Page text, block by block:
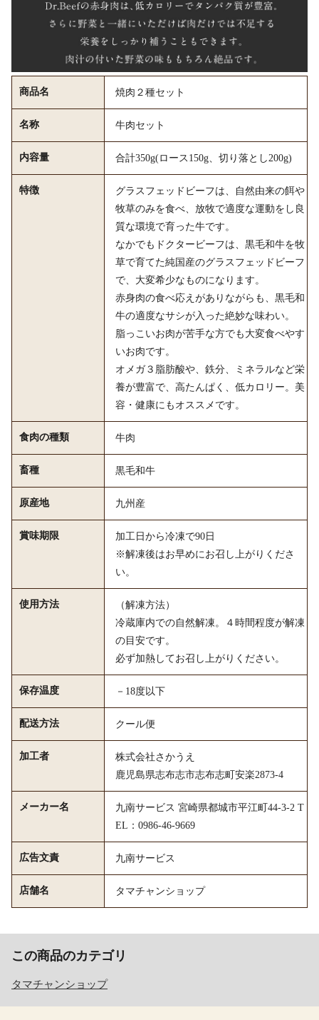
商品名 焼肉２種セット
名称 牛肉セット
内容量 合計350g(ロース150g、切り落とし200g)
特徴
グラスフェッドビーフは、自然由来の餌や
牧草のみを食べ、放牧で適度な運動をし良
質な環境で育った牛です。
なかでもドクタービーフは、黒毛和牛を牧
草で育てた純国産のグラスフェッドビーフ
で、大変希少なものになります。
赤身肉の食べ応えがありながらも、黒毛和
牛の適度なサシが入った絶妙な味わい。
脂っこいお肉が苦手な方でも大変食べやす
いお肉です。
オメガ３脂肪酸や、鉄分、ミネラルなど栄
養が豊富で、高たんぱく、低カロリー。美
容・健康にもオススメです。
食肉の種類 牛肉
畜種 黒毛和牛
原産地 九州産
賞味期限
加工日から冷凍で90日
※解凍後はお早めにお召し上がりくださ
い。
使用方法
（解凍方法）
冷蔵庫内での自然解凍。４時間程度が解凍
の目安です。
必ず加熱してお召し上がりください。
保存温度 －18度以下
配送方法 クール便
加工者
株式会社さかうえ
鹿児島県志布志市志布志町安楽2873-4
メーカー名
九南サービス 宮崎県都城市平江町44-3-2 T
EL：0986-46-9669
広告文責 九南サービス
店舗名 タマチャンショップ
この商品のカテゴリ
タマチャンショップ